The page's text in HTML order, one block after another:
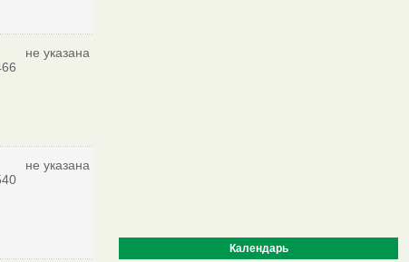
не указана
не указана
Календарь